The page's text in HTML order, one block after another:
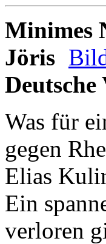
Minimes
Jöris
Was für
gegen
Elias
Ein
verloren